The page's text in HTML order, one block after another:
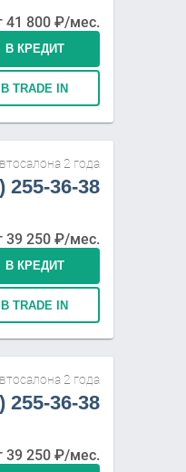
41 800₽/мес.
В КРЕДИТ
В TRADE IN
2 года
255-36-38
39 250₽/мес.
В КРЕДИТ
В TRADE IN
2 года
255-36-38
39 250₽/мес.